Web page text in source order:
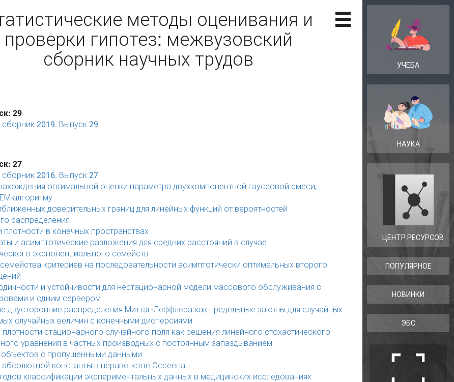
методы оценивания и
проверки гипотез: межвузовский
сборник научных трудов
29
сборник 2019. Выпуск 29
27
сборник 2016. Выпуск 27
оптимальной оценки параметра двухкомпонентной гауссовой смеси,
алгоритму
доверительных границ для линейных функций от вероятностей
распределения
в конечных пространствах
и асимптотические разложения для средних расстояний в случае
экспоненциального семейств
критериев на последовательности асимптотически оптимальных второго
и устойчивости для нестационарной модели массового обслуживания с
и одним сервером
двусторонние распределения Миттаг-Леффлера как предельные законы для случайных
случайных величин с конечными дисперсиями
стационарного случайного поля как решения линейного стохастического
уравнения в частных производных с постоянным запаздыванием
объектов с пропущенными данными
абсолютной константы в неравенстве Эссеена
классификации экспериментальных данных в медицинских исследованиях
УЧЕБА
НАУКА
ЦЕНТР РЕСУРСОВ
ПОПУЛЯРНОЕ
НОВИНКИ
ЭБС